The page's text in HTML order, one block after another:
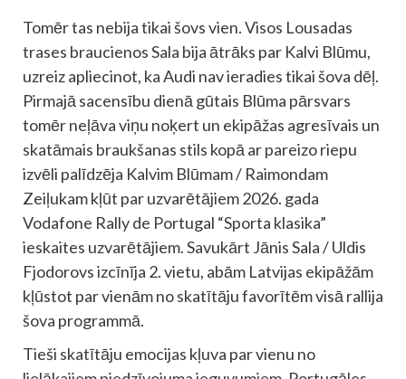
Tomēr tas nebija tikai šovs vien. Visos Lousadas
trases braucienos Sala bija ātrāks par Kalvi Blūmu,
uzreiz apliecinot, ka Audi nav ieradies tikai šova dēļ.
Pirmajā sacensību dienā gūtais Blūma pārsvars
tomēr neļāva viņu noķert un ekipāžas agresīvais un
skatāmais braukšanas stils kopā ar pareizo riepu
izvēli palīdzēja Kalvim Blūmam / Raimondam
Zeiļukam kļūt par uzvarētājiem 2026. gada
Vodafone Rally de Portugal “Sporta klasika”
ieskaites uzvarētājiem. Savukārt Jānis Sala / Uldis
Fjodorovs izcīnīja 2. vietu, abām Latvijas ekipāžām
kļūstot par vienām no skatītāju favorītēm visā rallija
šova programmā.
Tieši skatītāju emocijas kļuva par vienu no